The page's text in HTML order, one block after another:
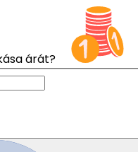
árát?